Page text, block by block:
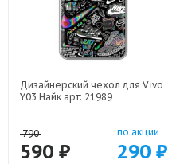
Дизайнерский чехол для Vivo
Y03 Найк арт: 21989
790
590 ₽
по акции
290 ₽